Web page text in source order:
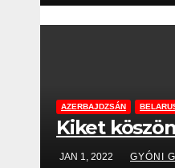
AZERBAJDZSÁN
Kiket
JAN 1, 2022 GYÓNI